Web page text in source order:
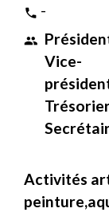
phone -
people
Vice-
Activités